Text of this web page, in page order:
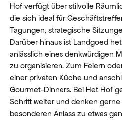
Hof verfügt über stilvolle
die sich ideal für
Tagungen, strategische
Darüber hinaus ist Landgoed
anlässlich eines denkwürdigen
zu organisieren. Zum Feiern
einer privaten Küche und
Gourmet-Dinners. Bei Het Hof
Schritt weiter und denken
besonderen Anlass zu etwas